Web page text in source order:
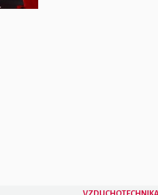
VZDUCHOTECHNIKA